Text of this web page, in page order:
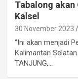
Tabalong akan
Kalsel
30 November 2023
“Ini akan menjadi
Kalimantan
TANJUNG,…